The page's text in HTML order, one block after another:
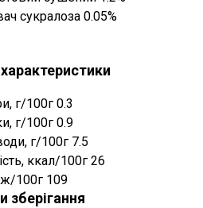
сукралоза 0.05%
г/100г 0.3
г/100г 0.9
г/100г 7.5
ккал/100г 26
100г 109
зберігання